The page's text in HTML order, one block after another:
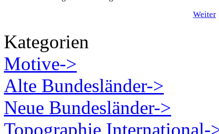
Weiter
Kategorien
Motive->
Alte Bundesländer->
Neue Bundesländer->
Topographie International-